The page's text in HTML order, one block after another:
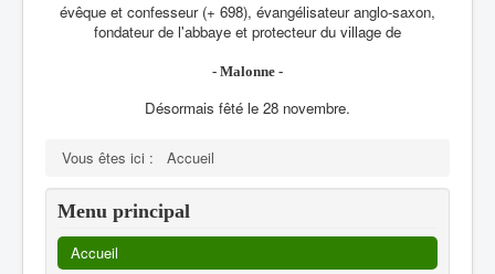
évêque et confesseur (+ 698), évangélisateur anglo-saxon,
fondateur de l'abbaye et protecteur du village de
- Malonne -
Désormais fêté le 28 novembre.
Vous êtes ici : Accueil
Menu principal
Accueil